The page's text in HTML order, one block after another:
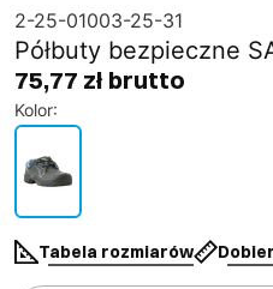
2-25-01003-25-31
Półbuty bezpieczne
75,77 zł brutto
Kolor:
Tabela rozmiarów